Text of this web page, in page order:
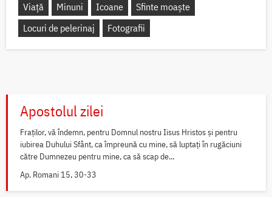
Viață Minuni Icoane
Sfinte moaște
Locuri de pelerinaj
Fotografii
Apostolul zilei
Fraților, vă îndemn, pentru Domnul nostru Iisus Hristos și pentru
iubirea Duhului Sfânt, ca împreună cu mine, să luptați în rugăciuni
către Dumnezeu pentru mine, ca să scap de...
Ap. Romani 15, 30-33